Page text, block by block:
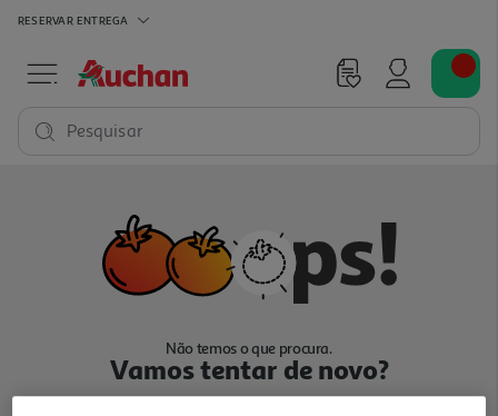
RESERVAR ENTREGA
Pesquisar
Não temos o que procura.
Vamos tentar de novo?